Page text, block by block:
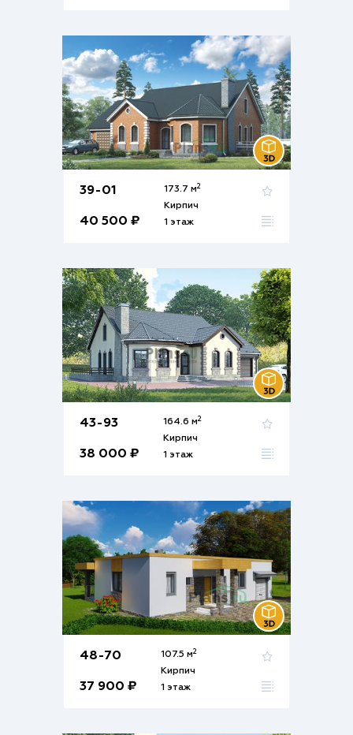
39-01
40 500 ₽
173.7 м2
Кирпич
1 этаж
43-93
38 000 ₽
164.6 м2
Кирпич
1 этаж
48-70
37 900 ₽
107.5 м2
Кирпич
1 этаж